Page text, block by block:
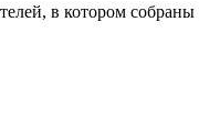
в котором